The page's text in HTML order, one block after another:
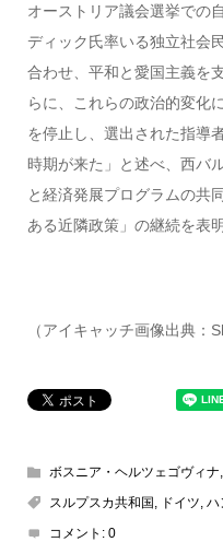
オーストリア議会選挙での
ディック氏率いる独立社会
合わせ、平和と愛国主義を
らに、これらの政治的変化
を停止し、選出された指導
時期が来た」と述べ、西バ
と経済発展プログラムの共
ある近隣政策」の継続を表明
（アイキャッチ画像出典：
ボスニア・ヘルツェゴヴィナ
スルプスカ共和国
ドイツ ハ
コメント: 0